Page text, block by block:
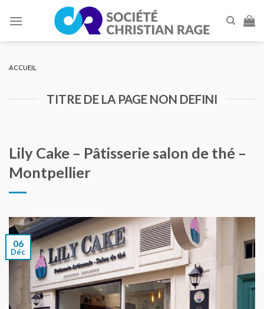
ACCUEIL
TITRE DE LA PAGE NON DEFINI
Lily Cake – Pâtisserie salon de thé –
Montpellier
06
Déc